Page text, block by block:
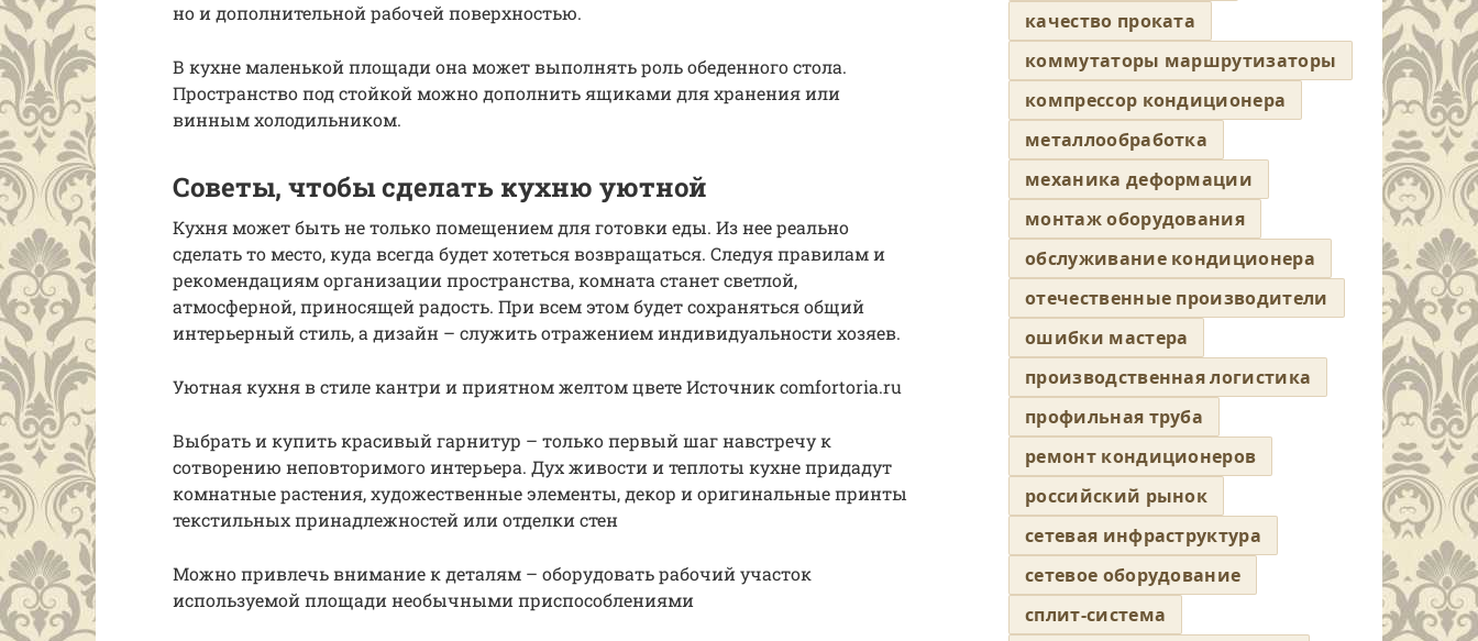
но и дополнительной рабочей поверхностью.
В кухне маленькой площади она может выполнять роль обеденного стола.
Пространство под стойкой можно дополнить ящиками для хранения или
винным холодильником.
Советы, чтобы сделать кухню уютной
Кухня может быть не только помещением для готовки еды. Из нее реально
сделать то место, куда всегда будет хотеться возвращаться. Следуя правилам и
рекомендациям организации пространства, комната станет светлой,
атмосферной, приносящей радость. При всем этом будет сохраняться общий
интерьерный стиль, а дизайн – служить отражением индивидуальности хозяев.
Уютная кухня в стиле кантри и приятном желтом цвете Источник comfortoria.ru
Выбрать и купить красивый гарнитур – только первый шаг навстречу к
сотворению неповторимого интерьера. Дух живости и теплоты кухне придадут
комнатные растения, художественные элементы, декор и оригинальные принты
текстильных принадлежностей или отделки стен
Можно привлечь внимание к деталям – оборудовать рабочий участок
используемой площади необычными приспособлениями
качество проката
коммутаторы маршрутизаторы
компрессор кондиционера
металлообработка
механика деформации
монтаж оборудования
обслуживание кондиционера
отечественные производители
ошибки мастера
производственная логистика
профильная труба
ремонт кондиционеров
российский рынок
сетевая инфраструктура
сетевое оборудование
сплит-система